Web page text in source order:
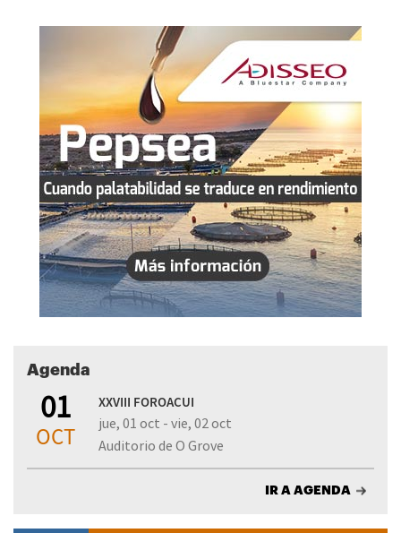
Agenda
01
OCT
XXVIII FOROACUI
jue, 01 oct - vie, 02 oct
Auditorio de O Grove
IR A AGENDA